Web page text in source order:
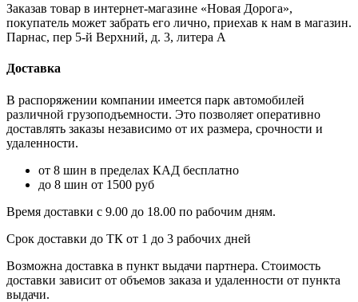
Заказав товар в интернет-магазине «Новая Дорога»,
покупатель может забрать его лично, приехав к нам в магазин.
Парнас, пер 5-й Верхний, д. 3, литера А
Доставка
В распоряжении компании имеется парк автомобилей
различной грузоподъемности. Это позволяет оперативно
доставлять заказы независимо от их размера, срочности и
удаленности.
от 8 шин в пределах КАД бесплатно
до 8 шин от 1500 руб
Время доставки с 9.00 до 18.00 по рабочим дням.
Срок доставки до ТК от 1 до 3 рабочих дней
Возможна доставка в пункт выдачи партнера. Стоимость
доставки зависит от объемов заказа и удаленности от пункта
выдачи.